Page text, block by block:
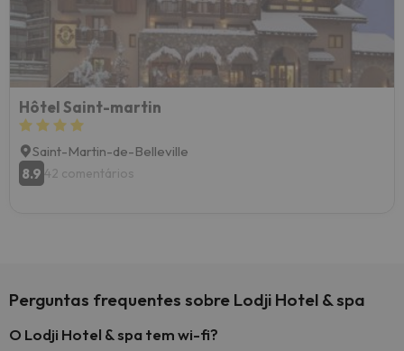
Hôtel Saint-martin
Saint-Martin-de-Belleville
8.9 42 comentários
Perguntas frequentes sobre Lodji Hotel & spa
O Lodji Hotel & spa tem wi-fi?